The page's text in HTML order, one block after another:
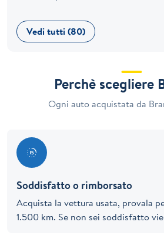
Vedi tutti (80)
Perchè scegliere
Ogni auto acquistata da
Soddisfatto o rimborsato
Acquista la vettura usata, provala
1.500 km. Se non sei soddisfatto